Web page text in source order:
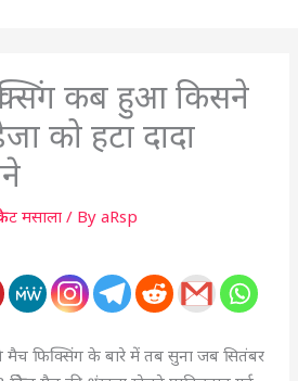
कब हुआ किसने
को हटा दादा
मसाला / ByaRsp
मैच फिक्सिंग के बारे में तब सुना जब सितंबर